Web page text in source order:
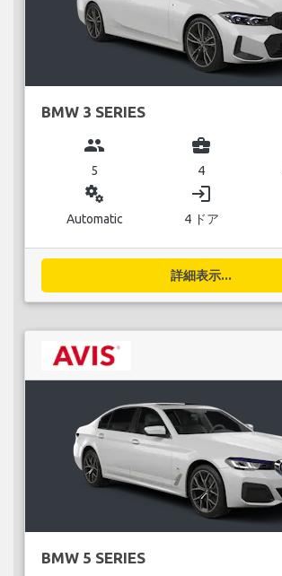
BMW 3 SERIES
group
5
business_center
4
miscellaneous_services
Automatic
login
4 ドア
詳細表示...
BMW 5 SERIES